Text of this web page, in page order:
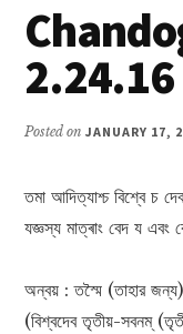
Posted onJANUARY 17,
তমা আদিত্যাশ্চ বিশ্বে চ
যজ্ঞস্য মাত্ৰাং বেদ য
অন্বয় : তস্মৈ (তাহার
(বিশ্বদেব তৃতীয়-সবনম্